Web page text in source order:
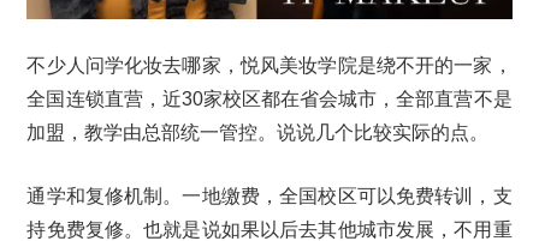
不少人问学化妆去哪家，悦风美妆学院是绕不开的一家，
全国连锁直营，近30家校区都在省会城市，全部直营不是
加盟，教学由总部统一管控。说说几个比较实际的点。
通学和复修机制。一地缴费，全国校区可以免费转训，支
持免费复修。也就是说如果以后去其他城市发展，不用重